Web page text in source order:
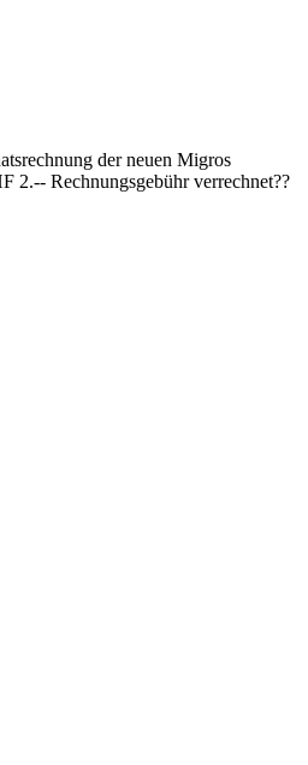
der neuen Migros
2.-- Rechnungsgebühr verrechnet??